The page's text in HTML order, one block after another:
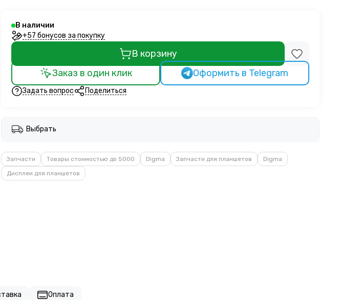
В наличии
+57 бонусов за покупку
В корзину
Заказ в один клик
Оформить в Telegram
Задать вопрос Поделиться
Выбрать
Запчасти Товары стоимостью до 5000 Digma Запчасти для планшетов
Digma
Дисплеи для планшетов
Оплата